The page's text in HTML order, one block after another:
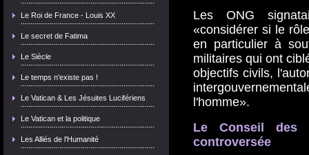
Le Roi de France - Louis XX
Le secret de Fatima
Le Siècle
Le temps n'existe pas !
Le Vatican & Les Jésuites Lucifériens
Le Vatican et la politique
Les Alliés de l'Humanité
Les ONG
«considérer si le
en particulier à
militaires qui ont
objectifs civils,
l'homme».
Le Conseil des
controversée